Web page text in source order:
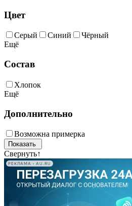
Цвет
Серый Синий
Чёрный
Ещё
Состав
Хлопок
Ещё
Дополнительно
Возможна примерка
Свернуть↑
РЕКЛАМА • AU.RU